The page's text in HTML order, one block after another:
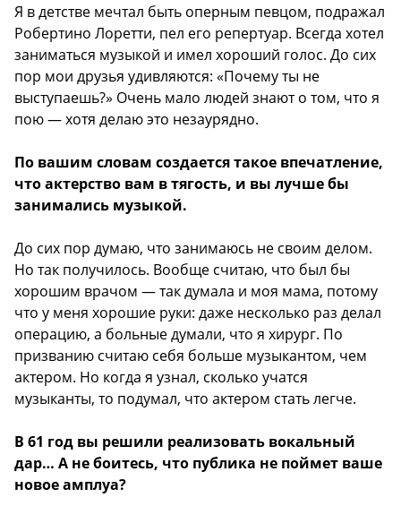
Я в детстве мечтал быть оперным певцом, подражал
Робертино Лоретти, пел его репертуар. Всегда хотел
заниматься музыкой и имел хороший голос. До сих
пор мои друзья удивляются: «Почему ты не
выступаешь?» Очень мало людей знают о том, что я
пою — хотя делаю это незаурядно.
По вашим словам создается такое впечатление,
что актерство вам в тягость, и вы лучше бы
занимались музыкой.
До сих пор думаю, что занимаюсь не своим делом.
Но так получилось. Вообще считаю, что был бы
хорошим врачом — так думала и моя мама, потому
что у меня хорошие руки: даже несколько раз делал
операцию, а больные думали, что я хирург. По
призванию считаю себя больше музыкантом, чем
актером. Но когда я узнал, сколько учатся
музыканты, то подумал, что актером стать легче.
В 61 год вы решили реализовать вокальный
дар… А не боитесь, что публика не поймет ваше
новое амплуа?